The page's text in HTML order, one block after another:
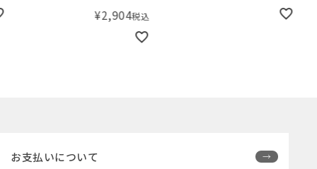
1.3kg 専用スプーン付き 洗
2,904税込
お支払いについて